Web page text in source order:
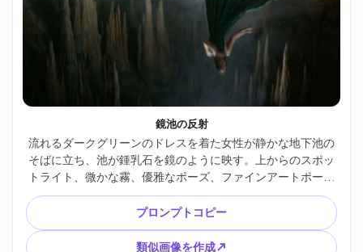
鏡池の反射
流れるダークグリーンのドレスを着た女性が静かな地下池の
そばに立ち、池が鍾乳石を鏡のように映す。上からのスポッ
トライト、微かな霧、優雅なポーズ、ファインアートポート
レート、中判ルック、Hasselblad、65mm、浅い被写界深
度、写真リアル、滑らかなグラデーション、映画的な優雅さ
--ar 4:5
プロンプトコピー
類似画像を作成↗